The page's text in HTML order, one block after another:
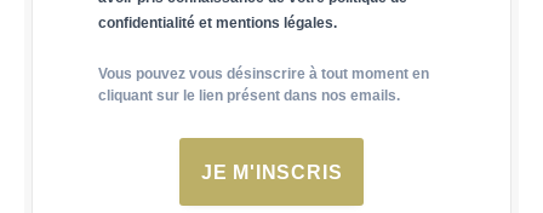
confidentialité et mentions légales.
Vous pouvez vous désinscrire à tout moment en
cliquant sur le lien présent dans nos emails.
JE M'INSCRIS